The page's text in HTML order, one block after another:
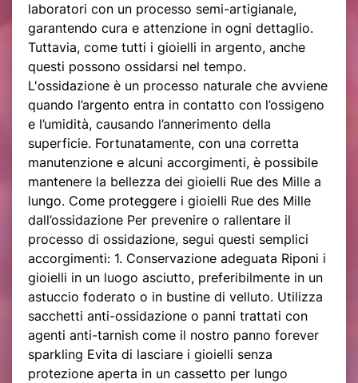
laboratori con un processo semi-artigianale,
garantendo cura e attenzione in ogni dettaglio.
Tuttavia, come tutti i gioielli in argento, anche
questi possono ossidarsi nel tempo.
L'ossidazione è un processo naturale che avviene
quando l’argento entra in contatto con l’ossigeno
e l’umidità, causando l’annerimento della
superficie. Fortunatamente, con una corretta
manutenzione e alcuni accorgimenti, è possibile
mantenere la bellezza dei gioielli Rue des Mille a
lungo. Come proteggere i gioielli Rue des Mille
dall’ossidazione Per prevenire o rallentare il
processo di ossidazione, segui questi semplici
accorgimenti: 1. Conservazione adeguata Riponi i
gioielli in un luogo asciutto, preferibilmente in un
astuccio foderato o in bustine di velluto. Utilizza
sacchetti anti-ossidazione o panni trattati con
agenti anti-tarnish come il nostro panno forever
sparkling Evita di lasciare i gioielli senza
protezione aperta in un cassetto per lungo